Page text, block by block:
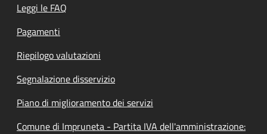
Leggi le FAQ
Pagamenti
Riepilogo valutazioni
Segnalazione disservizio
Piano di miglioramento dei servizi
Comune di Impruneta - Partita IVA dell'amministrazione: